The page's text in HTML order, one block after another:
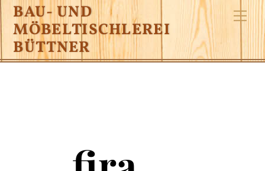
Skip
content
BAU- UND
MÖBELTISCHLEREI
BÜTTNER